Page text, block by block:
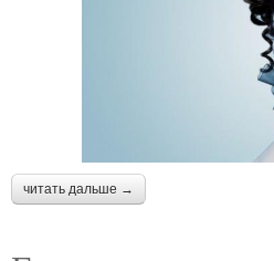
читать дальше →